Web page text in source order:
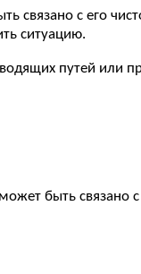
связано с его
ситуацию.
путей или
быть связано